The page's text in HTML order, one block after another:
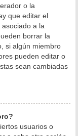
o la
que editar el
a la
borrar la
si algún miembro
pueden editar o
sean cambiadas
usuarios o